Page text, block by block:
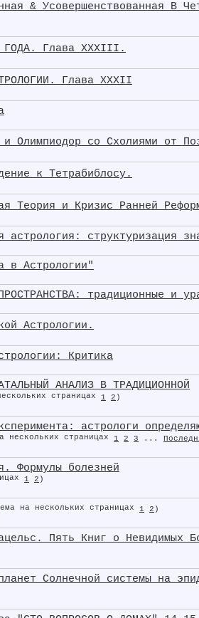
& Усовершенствованная В
ГОДА. Глава XXXIII.
Глава XXXII
и Олимпиодор cо Схолиями от
к Тетрабиблосу.
Теория и Кризис Ранней
астрология: структуризация
в Астрологии"
традиционные и
Астрологии.
Критика
АНАЛИЗ В ТРАДИЦИОННОЙ
1 2 )
астрологи
1 2 3 ...
Формулы болезней
1 2 )
1 2 )
Пять Книг о Невидимых
Солнечной системы на